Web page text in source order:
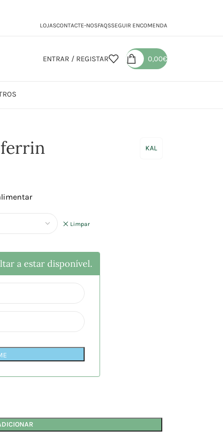
LOJASCONTACTE-NOSFAQSSEGUIR ENCOMENDA
ENTRAR / REGISTAR 0,00€
KAL
Limpar
a estar disponível.